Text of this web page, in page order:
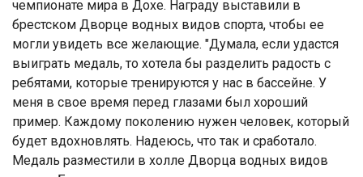
чемпионате мира в Дохе. Награду выставили в
брестском Дворце водных видов спорта, чтобы ее
могли увидеть все желающие. "Думала, если удастся
выиграть медаль, то хотела бы разделить радость с
ребятами, которые тренируются у нас в бассейне. У
меня в свое время перед глазами был хороший
пример. Каждому поколению нужен человек, который
будет вдохновлять. Надеюсь, что так и сработало.
Медаль разместили в холле Дворца водных видов